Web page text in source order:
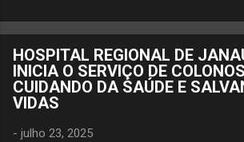
HOSPITAL REGIONAL DE
INICIA O SERVIÇO DE
CUIDANDO DA SAÚDE E
VIDAS
- julho 23, 2025